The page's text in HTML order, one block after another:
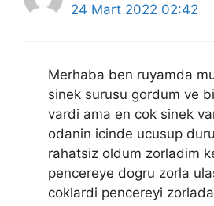
24 Mart 2022 02:42
Merhaba ben ruyamda
sinek surusu gordum ve
vardi ama en cok sinek
odanin icinde ucusup
rahatsiz oldum zorladim
pencereye dogru zorla
coklardi pencereyi